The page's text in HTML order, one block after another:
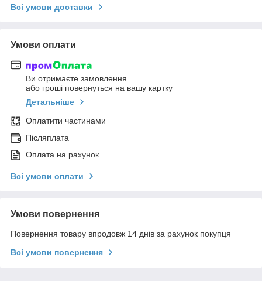
Всі умови доставки
Умови оплати
Ви отримаєте замовлення
або гроші повернуться на вашу картку
Детальніше
Оплатити частинами
Післяплата
Оплата на рахунок
Всі умови оплати
Умови повернення
Повернення товару впродовж 14 днів за рахунок покупця
Всі умови повернення